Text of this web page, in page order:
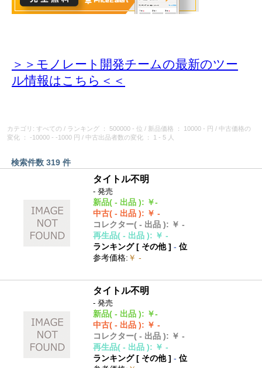
＞＞モノレート開発チームの最新のツー
ル情報はこちら＜＜
カテゴリ: すべての / ランキング ： 500000 - 位 / 新品価格 ： 10000 - 円 / 中古価格の
変化
： -10000 - -1000 円 / 中古出品者数の変化 ： 1 - 5 人
検索件数 319 件
タイトル不明
- 発売
新品( - 出品 ): ￥-
中古( - 出品 ): ￥ -
コレクター( - 出品 ): ￥ -
再生品( - 出品 ): ￥ -
ランキング [ その他]- 位
参考価格: ￥ -
タイトル不明
- 発売
新品( - 出品 ): ￥-
中古( - 出品 ): ￥ -
コレクター( - 出品 ): ￥ -
再生品( - 出品 ): ￥ -
ランキング [ その他]- 位